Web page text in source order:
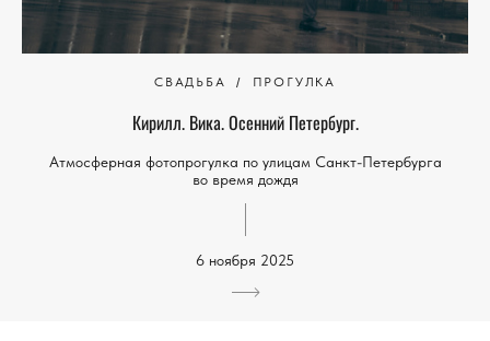
СВАДЬБА ПРОГУЛКА
Кирилл. Вика. Осенний Петербург.
Атмосферная фотопрогулка по улицам Санкт-Петербурга
во время дождя
6 ноября 2025